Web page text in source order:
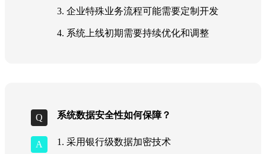
3. 企业特殊业务流程可能需要定制开发
4. 系统上线初期需要持续优化和调整
系统数据安全性如何保障？
1. 采用银行级数据加密技术